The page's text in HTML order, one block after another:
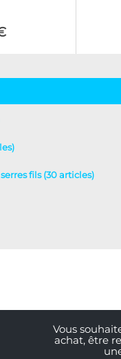
fils (30 articles)
Vous
achat, être